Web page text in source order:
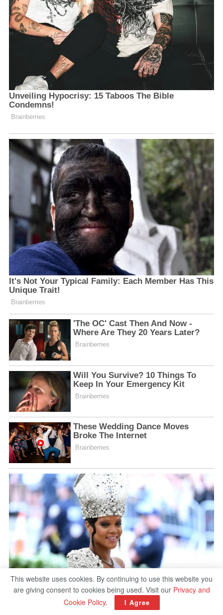
This website uses cookies. By continuing to use this website you
are giving consent to cookies being used. Visit our Privacy and
Cookie Policy. I Agree